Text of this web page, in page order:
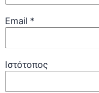
Email *
Ιστότοπος